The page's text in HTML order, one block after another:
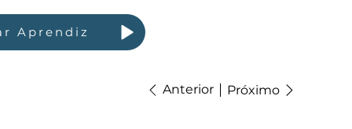
Aprendiz
Anterior Próximo